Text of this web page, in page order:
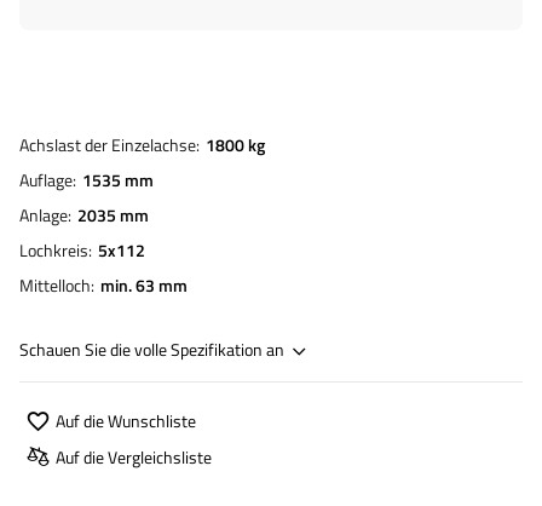
Achslast der Einzelachse 1800 kg
Auflage 1535 mm
Anlage 2035 mm
Lochkreis 5x112
Mittelloch min. 63 mm
Schauen Sie die volle Spezifikation an
Auf die Wunschliste
Auf die Vergleichsliste